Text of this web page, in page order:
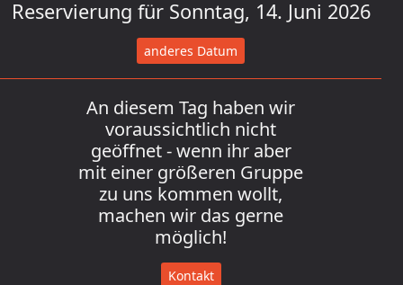
Reservierung für Sonntag, 14. Juni 2026
anderes Datum
An diesem Tag haben wir
voraussichtlich nicht
geöffnet - wenn ihr aber
mit einer größeren Gruppe
zu uns kommen wollt,
machen wir das gerne
möglich!
Kontakt